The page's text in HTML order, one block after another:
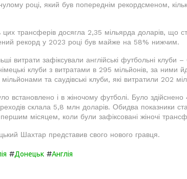
році, який був попереднім рекордсменом,
цих трансферів досягла 2,35 мільярда доларів, що
рекорд у 2023 році був майже на 58% нижчим.
витрати зафіксували англійські футбольні клуби
клуби з витратами в 295 мільйонів, за ними
та саудівські клуби, які витратили 202
встановлено і в жіночому футболі. Було
склала 5,8 млн доларів. Обидва показники
місяцем, коли були зафіксовані жіночі
Шахтар представив свого нового гравця.
#Донецьк #Англія